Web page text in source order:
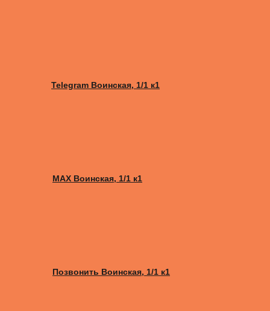
Telegram Воинская, 1/1 к1
MAX Воинская, 1/1 к1
Позвонить Воинская, 1/1 к1